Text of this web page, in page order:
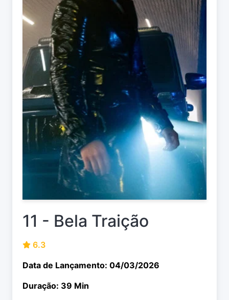
11 - Bela Traição
6.3
Data de Lançamento: 04/03/2026
Duração: 39 Min